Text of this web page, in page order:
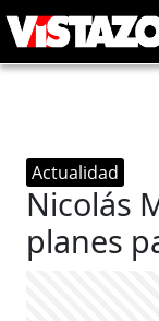
Actualidad
Nicolás
planes